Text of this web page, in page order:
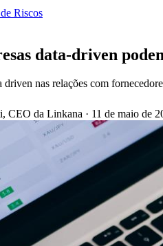
Riscos
data-driven
driven nas relações com
CEO da Linkana · 11 de maio de